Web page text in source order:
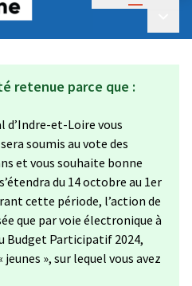
2024
retenue parce que :
d’Indre-et-Loire vous
soumis au vote des
et vous souhaite bonne
du 14 octobre au 1er
cette période, l’action de
que par voie électronique à
Budget Participatif 2024,
», sur lequel vous avez